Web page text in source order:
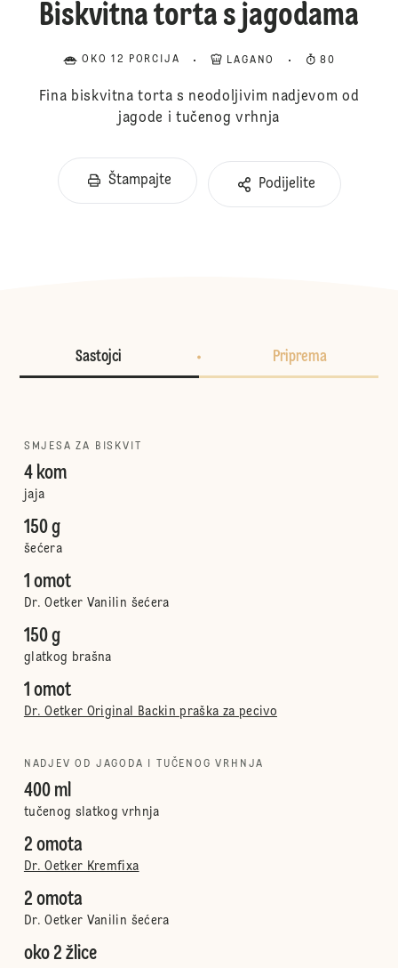
Biskvitna torta s jagodama
OKO 12 PORCIJA LAGANO 80
Fina biskvitna torta s neodoljivim nadjevom od
jagode i tučenog vrhnja
Štampajte Podijelite
Sastojci Priprema
SMJESA ZA BISKVIT
4 kom
jaja
150 g
šećera
1 omot
Dr. Oetker Vanilin šećera
150 g
glatkog brašna
1 omot
Dr. Oetker Original Backin praška za pecivo
NADJEV OD JAGODA I TUČENOG VRHNJA
400 ml
tučenog slatkog vrhnja
2 omota
Dr. Oetker Kremfixa
2 omota
Dr. Oetker Vanilin šećera
oko 2 žlice